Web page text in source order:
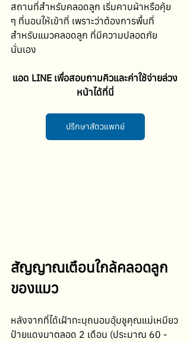
สถานที่สำหรับคลอดลูก เริ่มคาบผ้าหรือคุ้ย
ๆ ที่นอนให้เข้าที่ เพราะว่าต้องการพื้นที่
สำหรับแมวคลอดลูก ที่มีความปลอดภัย
นั่นเอง
แอด LINE เพื่อสอบถามคิวและค่าใช้จ่ายล่วง
หน้าได้ที่นี่
ปรึกษาสัตวแพทย์
สัญญาณเตือนใกล้คลอดลูก
ของแมว
หลังจากที่ได้เฝ้าทะนุถนอมอุ้มชูคุณแม่เหมียว
ป้ายแดงมาตลอด 2 เดือน (ประมาณ 60 -